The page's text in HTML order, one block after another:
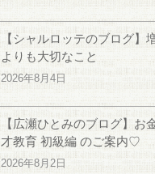
【シャルロッテのブログ】
よりも大切なこと
2026年8月4日
【広瀬ひとみのブログ】お
才教育 初級編 のご案内♡
2026年8月2日